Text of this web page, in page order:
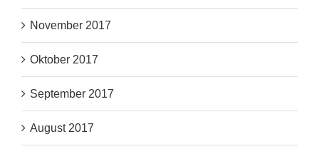
November 2017
Oktober 2017
September 2017
August 2017